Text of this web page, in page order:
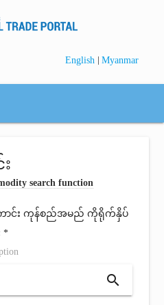
English | Myanmar
search function
ကောင်း ကုန်စည်အမည် ကိုရိုက်နှိပ်
*
search